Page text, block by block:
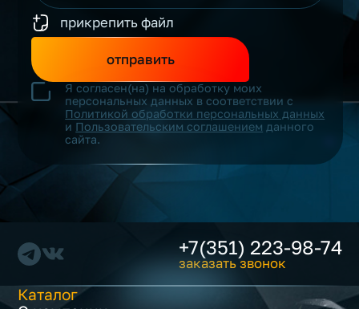
прикрепить файл
отправить
Я согласен(на) на обработку моих
персональных данных в соответствии с
Политикой обработки персональных данных
и Пользовательским соглашением данного
сайта.
+7(351) 223-98-74
заказать звонок
Каталог